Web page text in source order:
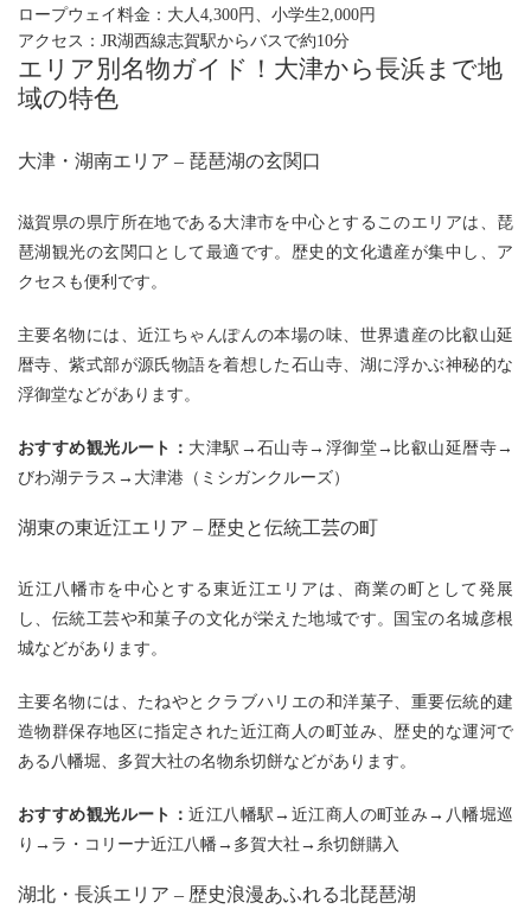
ロープウェイ料金： 大人4,300円、小学生2,000円
アクセス：JR湖西線志賀駅からバスで約10分
エリア別名物ガイド！大津から長浜まで地
域の特色
大津・湖南エリア – 琵琶湖の玄関口
滋賀県の県庁所在地である大津市を中心とするこのエリアは、琵
琶湖観光の玄関口として最適です。歴史的文化遺産が集中し、ア
クセスも便利です。
主要名物には、近江ちゃんぽんの本場の味、世界遺産の比叡山延
暦寺、紫式部が源氏物語を着想した石山寺、湖に浮かぶ神秘的な
浮御堂などがあります。
おすすめ観光ルート： 大津駅→石山寺→浮御堂→比叡山延暦寺→
びわ湖テラス→大津港（ミシガンクルーズ）
湖東の東近江エリア – 歴史と伝統工芸の町
近江八幡市を中心とする東近江エリアは、商業の町として発展
し、伝統工芸や和菓子の文化が栄えた地域です。国宝の名城彦根
城などがあります。
主要名物には、たねやとクラブハリエの和洋菓子、重要伝統的建
造物群保存地区に指定された近江商人の町並み、歴史的な運河で
ある八幡堀、多賀大社の名物糸切餅などがあります。
おすすめ観光ルート：近江八幡駅→近江商人の町並み→八幡堀巡
り→ラ・コリーナ近江八幡→多賀大社→糸切餅購入
湖北・長浜エリア – 歴史浪漫あふれる北琵琶湖